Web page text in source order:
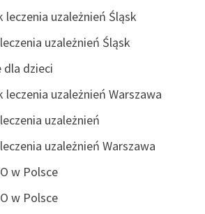
uzależnień Śląsk
uzależnień Śląsk
dla dzieci
uzależnień Warszawa
uzależnień
uzależnień Warszawa
w Polsce
w Polsce